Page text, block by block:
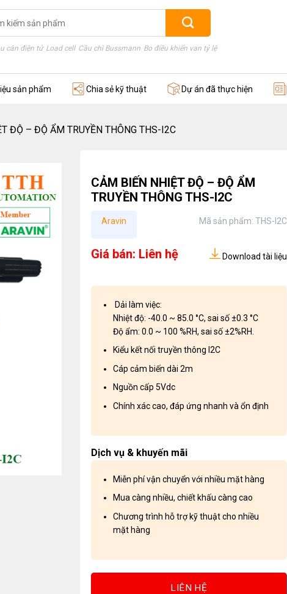
cân điện tử Load cell Cầu chì Bussmann Bo điều khiển van tỷ lệ
sản phẩm Chia sẻ kỹ thuật Dự án đã thực hiện
ĐỘ – ĐỘ ẨM TRUYỀN THÔNG THS-I2C
CẢM BIẾN NHIỆT ĐỘ – ĐỘ ẨM
TRUYỀN THÔNG THS-I2C
Aravin Mã sản phẩm: THS-I2C
Giá bán: Liên hệ Download tài liệu
Dải làm việc:
Nhiệt độ: -40.0 ~ 85.0 °C, sai số ±0.3 °C
Độ ẩm: 0.0 ~ 100 %RH, sai số ±2%RH.
Kiểu kết nối truyền thông I2C
Cáp cảm biến dài 2m
Nguồn cấp 5Vdc
Chính xác cao, đáp ứng nhanh và ổn định
Dịch vụ & khuyến mãi
Miễn phí vận chuyển với nhiều mặt hàng
Mua càng nhiều, chiết khấu càng cao
Chương trình hỗ trợ kỹ thuật cho nhiều
mặt hàng
LIÊN HỆ